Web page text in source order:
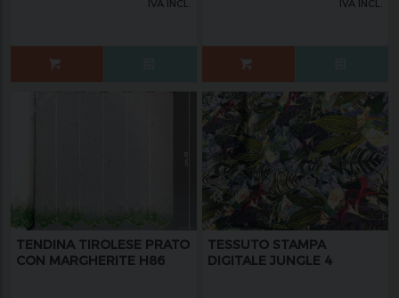
IVA INCL. IVA INCL.
TENDINA TIROLESE PRATO
CON MARGHERITE H86
TESSUTO STAMPA
DIGITALE JUNGLE 4